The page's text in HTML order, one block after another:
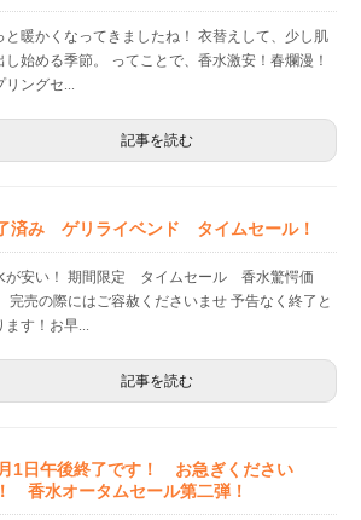
と暖かくなってきましたね！ 衣替えして、少し肌
し始める季節。 ってことで、香水激安！春爛漫！
リングセ...
記事を読む
済み ゲリライベンド タイムセール！
が安い！ 期間限定 タイムセール 香水驚愕価
完売の際にはご容赦くださいませ 予告なく終了と
ます！お早...
記事を読む
1日午後終了です！ お急ぎください
香水オータムセール第二弾！